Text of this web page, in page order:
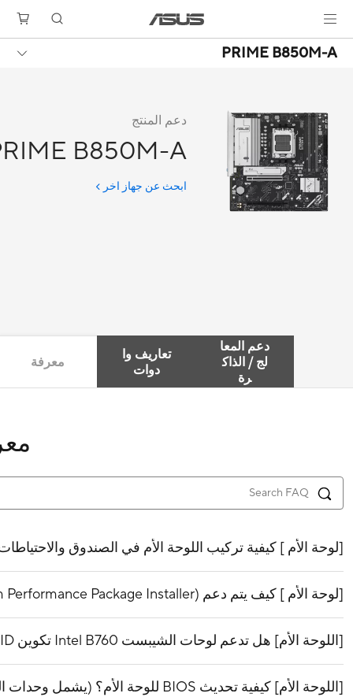
PRIME B850M-A
دعم المنتج
B850M-A
ابحث عن جهاز اخر
دعم المعا
لج / الذاك
رة
تعاريف وا
دوات
معرفة
[لوحة الأم ] كيفية تركيب اللوحة الأم في الصندوق
[لوحة الأم ] كيف يتم دعم IPPP (Intel® Platform Performance Package Installer)؟
[اللوحة الأم] هل تدعم لوحات الشيبست Intel B760 تكوين RAID لأقراص PCIe M.2؟
[اللوحة الأم] كيفية تحديث BIOS للوحة الأم؟ (يشمل وحدات المعالجة المركزية من أجيال مختلفة)